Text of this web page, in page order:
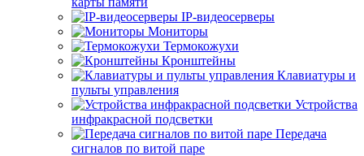
IP-видеосерверы
Мониторы
Термокожухи
Кронштейны
Клавиатуры и
пульты управления
Устройства
инфракрасной подсветки
Передача
сигналов по витой паре